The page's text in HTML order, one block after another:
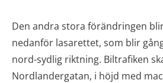
Den andra stora förändringen
nedanför lasarettet, som blir
nord-sydlig riktning. Biltrafiken
Nordlandergatan, i höjd med